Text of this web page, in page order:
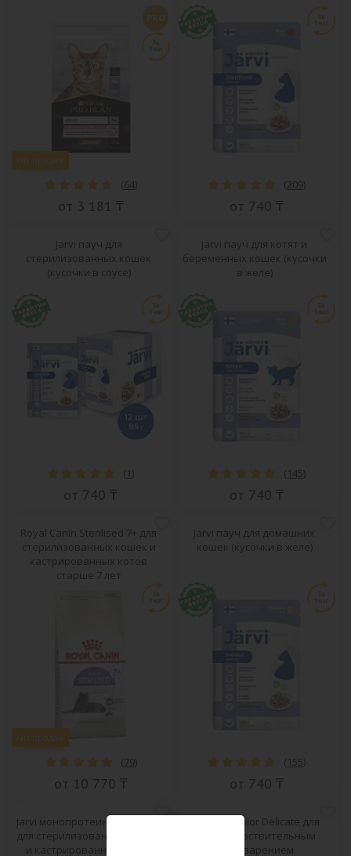
Хит продаж
(64)
от 3 181 ₸
(209)
от 740 ₸
Jarvi пауч для
стерилизованных кошек
(кусочки в соусе)
( 1)
от 740 ₸
Jarvi пауч для котят и
беременных кошек (кусочки
в желе)
( 145)
от 740 ₸
Royal Canin Sterilised 7+ для
стерилизованных кошек и
кастрированных котов
старше 7 лет
Хит продаж
( 79)
от 10 770 ₸
Jarvi пауч для домашних
кошек (кусочки в желе)
( 155)
от 740 ₸
Jarvi монопротеиновый пауч
для стерилизованных кошек
и кастрированных котов
Pro Plan Junior Delicate для
котят с чувствительным
пищеварением